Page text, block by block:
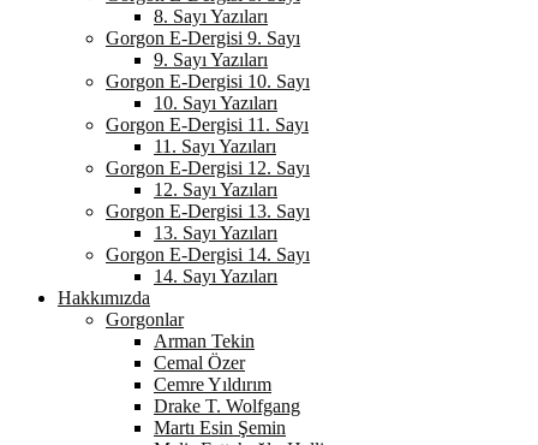
8. Sayı Yazıları
Gorgon E-Dergisi 9. Sayı
9. Sayı Yazıları
Gorgon E-Dergisi 10. Sayı
10. Sayı Yazıları
Gorgon E-Dergisi 11. Sayı
11. Sayı Yazıları
Gorgon E-Dergisi 12. Sayı
12. Sayı Yazıları
Gorgon E-Dergisi 13. Sayı
13. Sayı Yazıları
Gorgon E-Dergisi 14. Sayı
14. Sayı Yazıları
Hakkımızda
Gorgonlar
Arman Tekin
Cemal Özer
Cemre Yıldırım
Drake T. Wolfgang
Martı Esin Şemin